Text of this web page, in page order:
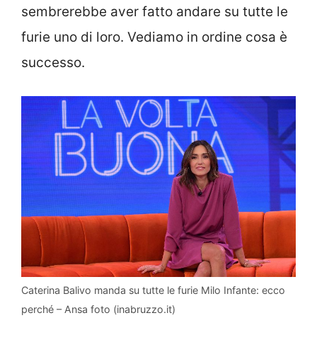
sembrerebbe aver fatto andare su tutte le
furie uno di loro. Vediamo in ordine cosa è
successo.
Caterina Balivo manda su tutte le furie Milo Infante: ecco
perché – Ansa foto (inabruzzo.it)